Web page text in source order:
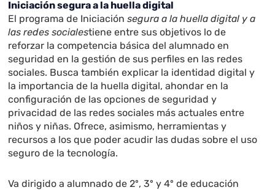
Iniciación segura a la huella digital
El programa de Iniciaciónsegura a la huella digital y a
las redes socialestiene entre sus objetivos lo de
reforzar la competencia básica del alumnado en
seguridad en la gestión de sus perfiles en las redes
sociales. Busca también explicar la identidad digital y
la importancia de la huella digital, ahondar en la
configuración de las opciones de seguridad y
privacidad de las redes sociales más actuales entre
niños y niñas. Ofrece, asimismo, herramientas y
recursos a los que poder acudir las dudas sobre el uso
seguro de la tecnología.
Va dirigido a alumnado de 2º, 3º y 4º de educación